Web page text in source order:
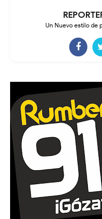
Un Nuevo estilo de